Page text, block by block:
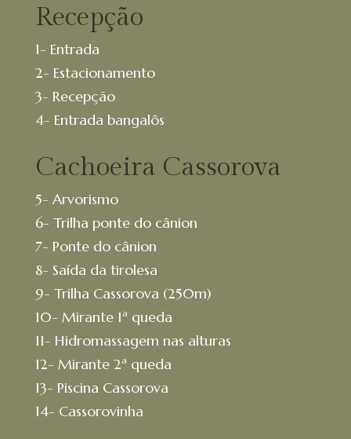
Recepção
1- Entrada
2- Estacionamento
3- Recepção
4- Entrada bangalôs
Cachoeira Cassorova
5- Arvorismo
6- Trilha ponte do cânion
7- Ponte do cânion
8- Saída da tirolesa
9- Trilha Cassorova (250m)
10- Mirante 1ª queda
11- Hidromassagem nas alturas
12- Mirante 2ª queda
13- Piscina Cassorova
14- Cassorovinha